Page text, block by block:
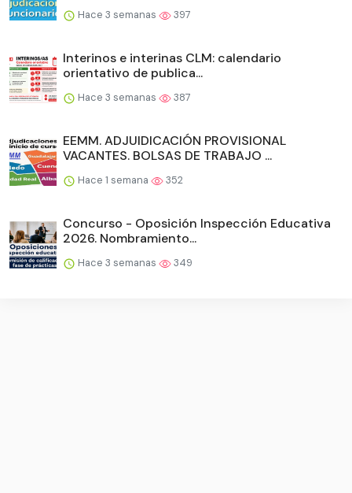
Hace 3 semanas 397
Interinos e interinas CLM: calendario
orientativo de publica...
Hace 3 semanas 387
EEMM. ADJUIDICACIÓN PROVISIONAL
VACANTES. BOLSAS DE TRABAJO ...
Hace 1 semana 352
Concurso - Oposición Inspección Educativa
2026. Nombramiento...
Hace 3 semanas 349